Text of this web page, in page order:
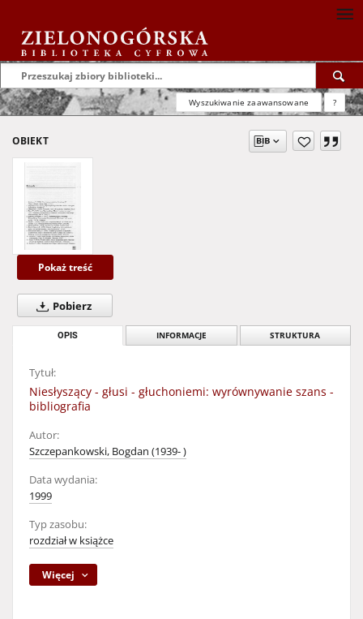
Wyszukiwanie zaawansowane ?
OBIEKT
Pokaż treść
Pobierz
OPIS INFORMACJE STRUKTURA
Tytuł:
Niesłyszący - głusi - głuchoniemi: wyrównywanie szans -
bibliografia
Autor:
Szczepankowski, Bogdan (1939- )
Data wydania:
1999
Typ zasobu:
rozdział w książce
Więcej